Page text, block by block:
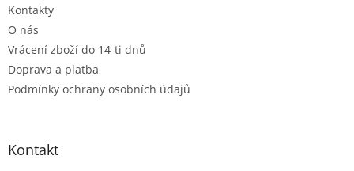
Kontakty
O nás
Vrácení zboží do 14-ti dnů
Doprava a platba
Podmínky ochrany osobních údajů
Kontakt